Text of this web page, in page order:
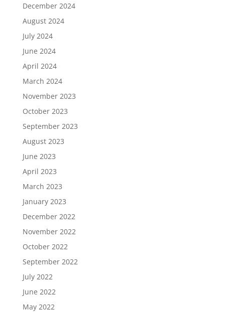
December 2024
August 2024
July 2024
June 2024
April 2024
March 2024
November 2023
October 2023
September 2023
August 2023
June 2023
April 2023
March 2023
January 2023
December 2022
November 2022
October 2022
September 2022
July 2022
June 2022
May 2022